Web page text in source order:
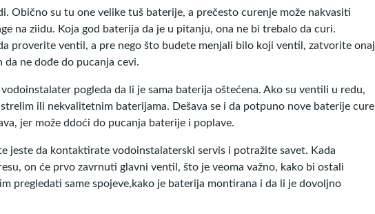
Obično su tu one velike tuš baterije, a prečesto curenje može nakvasiti
na ziidu. Koja god baterija da je u pitanju, ona ne bi trebalo da curi.
proverite ventil, a pre nego što budete menjali bilo koji ventil, zatvorite onaj
da ne dođe do pucanja cevi.
pogleda da li je sama baterija oštećena. Ako su ventili u redu,
ili nekvalitetnim baterijama. Dešava se i da potpuno nove baterije cure
jer može ddoći do pucanja baterije i poplave.
jeste da kontaktirate vodoinstalaterski servis i potražite savet. Kada
on će prvo zavrnuti glavni ventil, što je veoma važno, kako bi ostali
pregledati same spojeve,kako je baterija montirana i da li je dovoljno